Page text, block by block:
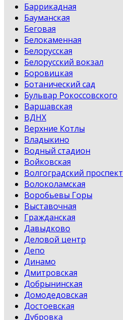
Баррикадная
Бауманская
Беговая
Белокаменная
Белорусская
Белорусский вокзал
Боровицкая
Ботанический сад
Бульвар Рокоссовского
Варшавская
ВДНХ
Верхние Котлы
Владыкино
Водный стадион
Войковская
Волгоградский проспект
Волоколамская
Воробьевы Горы
Выставочная
Гражданская
Давыдково
Деловой центр
Депо
Динамо
Дмитровская
Добрынинская
Домодедовская
Достоевская
Дубровка